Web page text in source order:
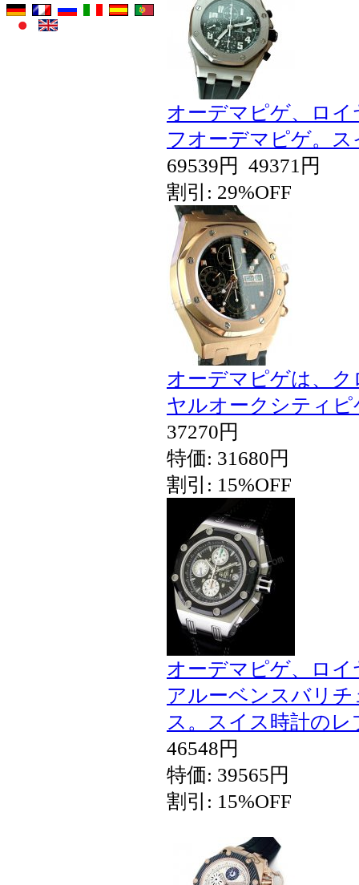
オーデマピゲ、ロ
フオーデマピゲ。
69539円 49371円
割引: 29%OFF
オーデマピゲは、
ヤルオークシティ
37270円
特価: 31680円
割引: 15%OFF
オーデマピゲ、ロ
アルーベンスバリ
ス。スイス時計のレ
46548円
特価: 39565円
割引: 15%OFF